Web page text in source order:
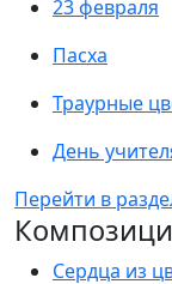
23 февраля
Пасха
Траурные
День
Перейти в
Сердца из